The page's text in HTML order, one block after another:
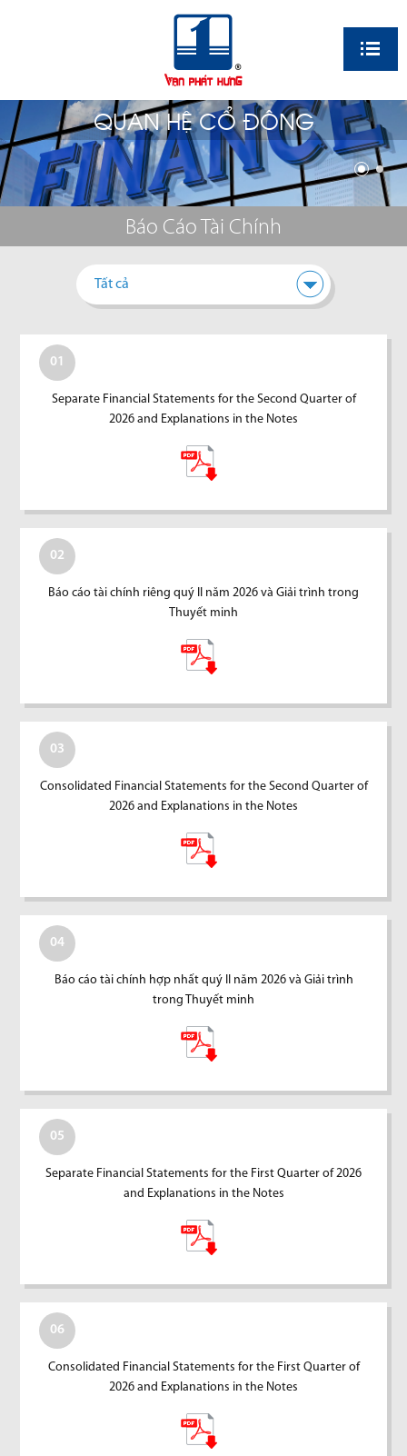
QUAN HỆ CỔ ĐÔNG
Báo Cáo Tài Chính
Tất cả
01
Separate Financial Statements for the Second Quarter of
2026 and Explanations in the Notes
02
Báo cáo tài chính riêng quý II năm 2026 và Giải trình trong
Thuyết minh
03
Consolidated Financial Statements for the Second Quarter of
2026 and Explanations in the Notes
04
Báo cáo tài chính hợp nhất quý II năm 2026 và Giải trình
trong Thuyết minh
05
Separate Financial Statements for the First Quarter of 2026
and Explanations in the Notes
06
Consolidated Financial Statements for the First Quarter of
2026 and Explanations in the Notes